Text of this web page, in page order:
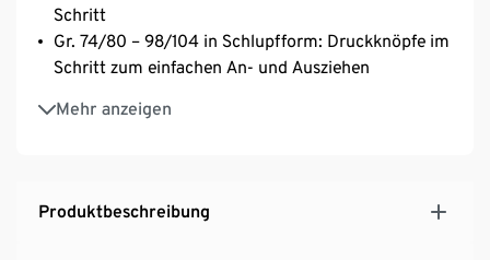
Schritt
Gr. 74/80 – 98/104 in Schlupfform: Druckknöpfe im
Schritt zum einfachen An- und Ausziehen
Mehr anzeigen
Formbeständig
5 unterschiedliche Dessins
Produktbeschreibung